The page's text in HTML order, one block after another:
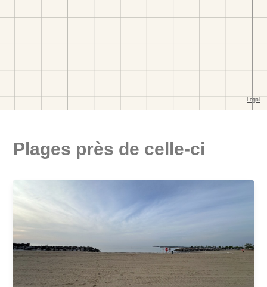
Plages près de celle-ci